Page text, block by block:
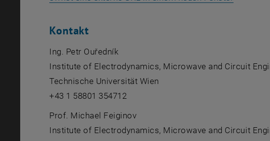
Kontakt
Ing. Petr Ouředník
Institute of Electrodynamics, Microwave and Circuit
Technische Universität Wien
+43 1 58801 354712
Prof. Michael Feiginov
Institute of Electrodynamics, Microwave and Circuit